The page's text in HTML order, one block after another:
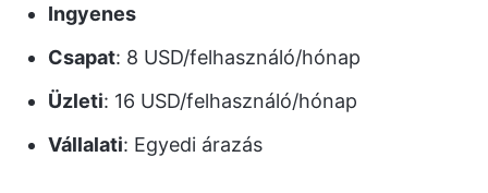
Ingyenes
Csapat: 8 USD/felhasználó/hónap
Üzleti: 16 USD/felhasználó/hónap
Vállalati: Egyedi árazás